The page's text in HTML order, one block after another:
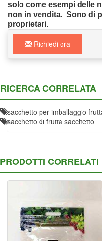
solo come esempi delle
non in vendita. Sono di
proprietari.
Richiedi ora
RICERCA CORRELATA
sacchetto per imballaggio
sacchetto di frutta sacchetto
PRODOTTI CORRELATI